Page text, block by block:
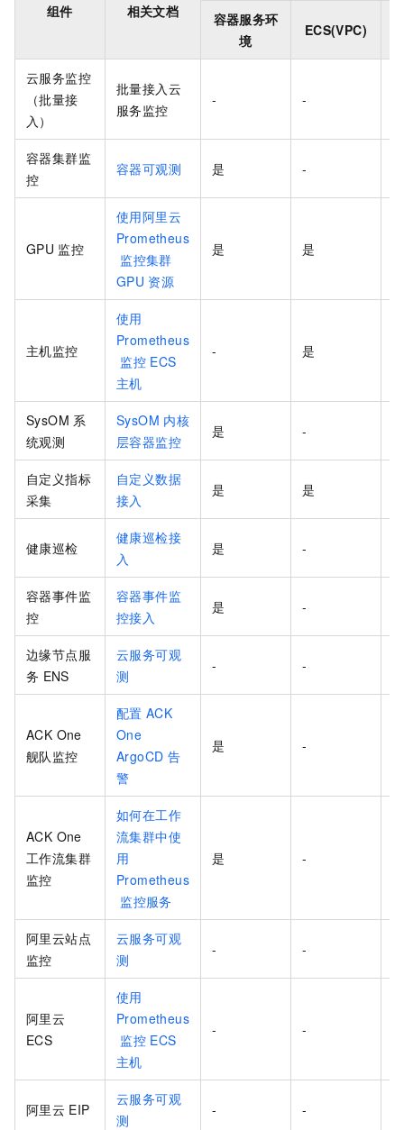
组件 相关文档
容器服务环
境
ECS(VPC)
云服务监控
（批量接
入）
批量接入云
服务监控
- -
容器集群监
控
容器可观测 是 -
GPU 监控
使用阿里云
Prometheus
监控集群
GPU 资源
是 是
主机监控
使用
Prometheus
监控 ECS
主机
- 是
SysOM 系
统观测
SysOM 内核
层容器监控
是 -
自定义指标
采集
自定义数据
接入
是 是
健康巡检
健康巡检接
入
是 -
容器事件监
控
容器事件监
控接入
是 -
边缘节点服
务 ENS
云服务可观
测
- -
ACK One
舰队监控
配置 ACK
One
ArgoCD 告
警
是 -
ACK One
工作流集群
监控
如何在工作
流集群中使
用
Prometheus
监控服务
是 -
阿里云站点
监控
云服务可观
测
- -
阿里云
ECS
使用
Prometheus
监控 ECS
主机
- -
阿里云 EIP
云服务可观
测
- -